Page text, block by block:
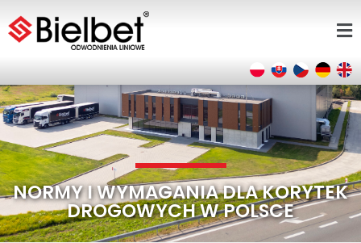
NORMY I WYMAGANIA DLA KORYTEK
DROGOWYCH W POLSCE